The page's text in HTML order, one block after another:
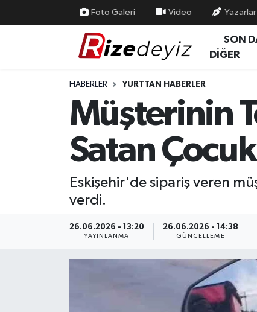
Foto Galeri Video Yazarlar
SON
DİĞER
HABERLER YURTTAN HABERLER
Müşterinin
Satan
Eskişehir'de sipariş veren
verdi.
26.06.2026 - 13:20
YAYINLANMA
26.06.2026 - 14:38
GÜNCELLEME
Yurttan Haberler
Ekonomi
Rize Nöbetçi Eczaneler
Rize Trafik Yoğunluk Haritası
Süper Lig Puan Durumu ve Fikstür
Son Dakika Haberleri
Haber Arşivi